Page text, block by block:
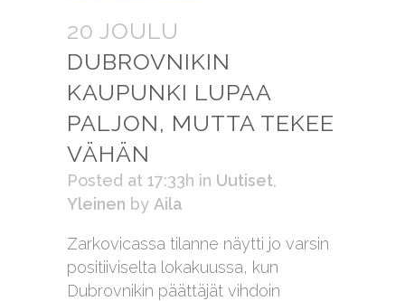
20 JOULU
DUBROVNIKIN
KAUPUNKI LUPAA
PALJON, MUTTA TEKEE
VÄHÄN
Posted at 17:33h in Uutiset,
Yleinen by Aila
Zarkovicassa tilanne näytti jo varsin
positiiviselta lokakuussa, kun
Dubrovnikin päättäjät vihdoin